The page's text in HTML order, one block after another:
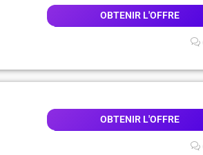
OBTENIR L'OFFRE
OBTENIR L'OFFRE